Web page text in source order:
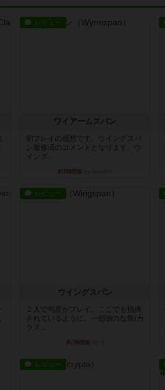
レビュー
ワイアームスパン
初プレイの感想です。ウイングスパ
ン履修済のコメントとなります。ウ
イング...
約1時間前
レビュー
ウイングスパン
２人で何度かプレイ。ここでも指摘
されているように、一部強力な鳥(カ
ラス...
約7時間前
レビュー